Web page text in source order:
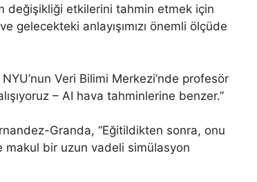
değişikliği etkilerini tahmin etmek için
gelecekteki anlayışımızı önemli ölçüde
Veri Bilimi Merkezi’nde profesör
– AI hava tahminlerine benzer.”
Granda, “Eğitildikten sonra, onu
makul bir uzun vadeli simülasyon